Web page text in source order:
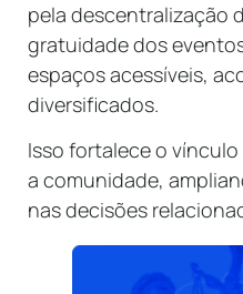
pela descentralização
gratuidade dos
espaços acessíveis,
diversificados.
Isso fortalece o
a comunidade,
nas decisões